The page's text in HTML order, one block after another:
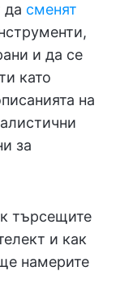
да сменят
и да се
като
на
за
търсещите
и как
намерите